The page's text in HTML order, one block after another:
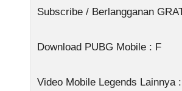
Subscribe / Berlangganan
Download PUBG Mobile : F
Video Mobile Legends Lainnya